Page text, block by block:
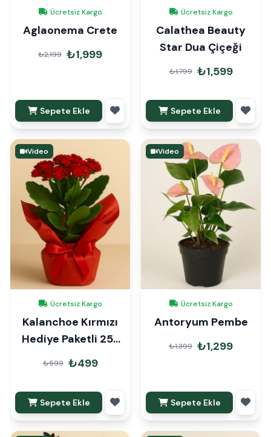
Ücretsiz Kargo
Aglaonema Crete
₺2,199 ₺1,999
Sepete Ekle
Ücretsiz Kargo
Calathea Beauty
Star Dua Çiçeği
₺1,799 ₺1,599
Sepete Ekle
Video
Ücretsiz Kargo
Kalanchoe Kırmızı
Hediye Paketli 25-
30cm
₺599 ₺499
Sepete Ekle
Video
Ücretsiz Kargo
Antoryum Pembe
₺1,399 ₺1,299
Sepete Ekle